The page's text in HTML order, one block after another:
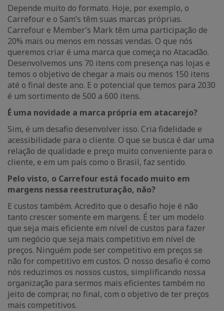
Depende muito do formato. Hoje, por exemplo, o
Carrefour e o Sam’s têm suas marcas próprias.
Carrefour e Member’s Mark têm uma participação de
20% mais ou menos em nossas vendas. O que nós
queremos criar é uma marca que começa no Atacadão.
Desenvolvemos uns 70 itens com presença nas lojas e
temos o objetivo de chegar a mais ou menos 150 itens
até o final deste ano. E o potencial que temos para 2030
é um sortimento de 500 a 600 itens.
É uma novidade a marca própria em atacarejo?
Sim, é um desafio desenvolver isso. Cria fidelidade e
acessibilidade para o cliente. O que se busca é dar uma
relação de qualidade e preço muito conveniente para o
cliente, e em um país como o Brasil, faz sentido.
Pelo visto, o Carrefour está focado muito em
margens nessa reestruturação, não?
E custos também. Acredito que o desafio hoje é não
tanto crescer somente em margens. É ter um modelo
que seja mais eficiente em nível de custos para fazer
um negócio que seja mais competitivo em nível de
preços. Ninguém pode ser competitivo em preços se
não for competitivo em custos. O nosso desafio é como
nós reduzimos os nossos custos, simplificando nossa
organização para sermos mais eficientes também no
jeito de comprar, no final, com o objetivo de ter preços
mais competitivos.